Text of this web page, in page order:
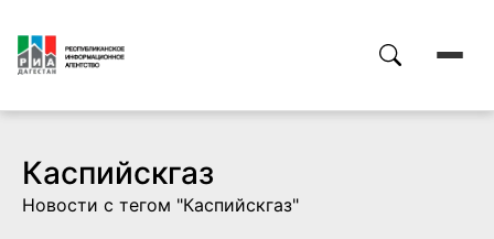
Каспийскгаз
Новости с тегом "Каспийскгаз"